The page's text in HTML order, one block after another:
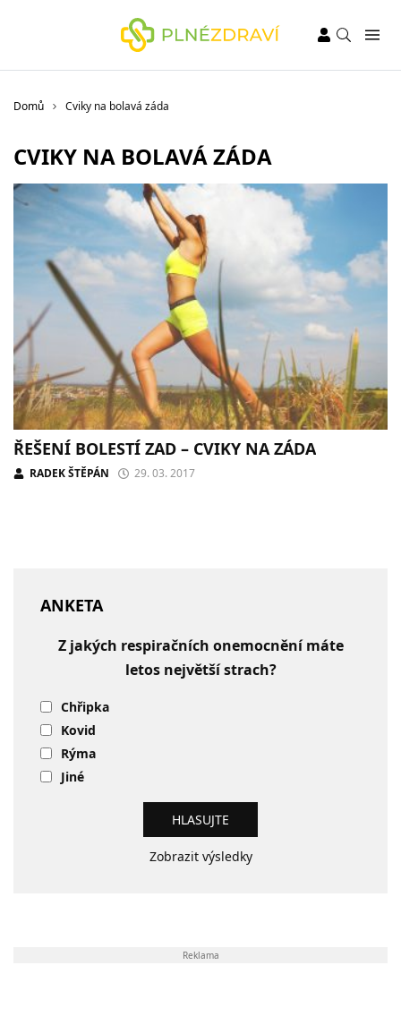
Domů Cviky na bolavá záda
CVIKY NA BOLAVÁ ZÁDA
ŘEŠENÍ BOLESTÍ ZAD – CVIKY NA ZÁDA
RADEK ŠTĚPÁN 29. 03. 2017
ANKETA
Z jakých respiračních onemocnění máte
letos největší strach?
Chřipka
Kovid
Rýma
Jiné
Zobrazit výsledky
Reklama